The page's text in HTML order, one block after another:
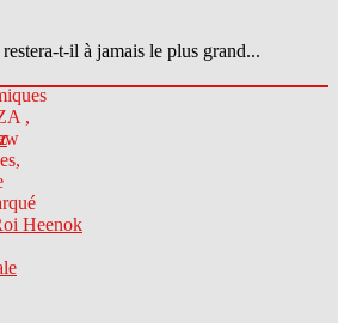
t-il à jamais le plus grand...
Heenok